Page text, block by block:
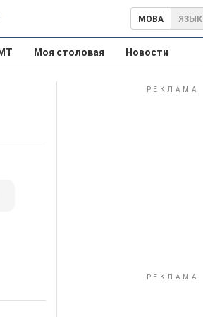
МОВА ЯЗЫК
Моя столовая Новости